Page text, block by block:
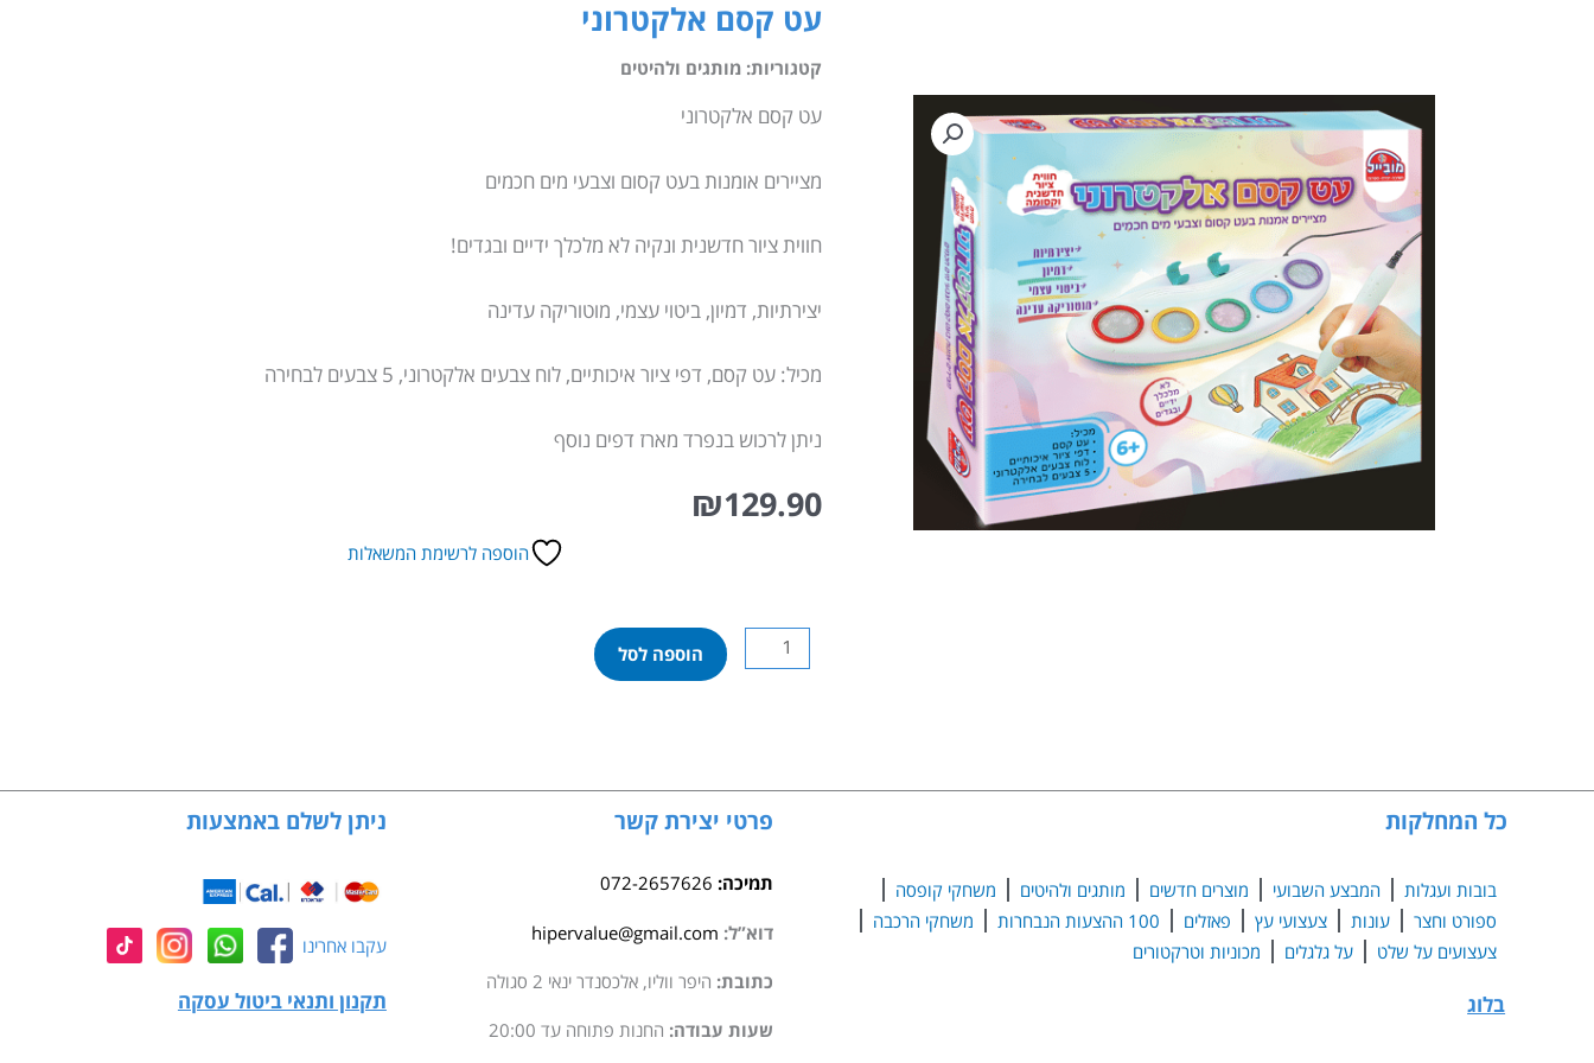
עט קסם אלקטרוני
קטגוריות:מותגים ולהיטים
עט קסם אלקטרוני
מציירים אומנות בעט קסום וצבעי מים חכמים
חווית ציור חדשנית ונקיה לא מלכלך ידיים ובגדים!
יצירתיות, דמיון, ביטוי עצמי, מוטוריקה עדינה
מכיל: עט קסם, דפי ציור איכותיים, לוח צבעים אלקטרוני, 5 צבעים לבחירה
ניתן לרכוש בנפרד מארז דפים נוסף
₪129.90
הוספה לרשימת המשאלות
כמות
של
הוספה לסל
כל המחלקות
בובות ועגלות המבצע השבועי מוצרים חדשים מותגים ולהיטים
משחקי קופסה
ספורט וחצר
עונות צעצועי עץ פאזלים 100 ההצעות הנבחרות
משחקי הרכבה
צעצועים על שלט
על גלגלים מכוניות וטרקטורים
בלוג
פרטי יצירת קשר
תמיכה: 072-2657626
דוא”ל: hipervalue@gmail.com
כתובת: היפר ווליו, אלכסנדר ינאי 2 סגולה
שעות עבודה: החנות פתוחה עד 20:00
ניתן לשלם באמצעות
עקבו אחרינו
תקנון ותנאי ביטול עסקה